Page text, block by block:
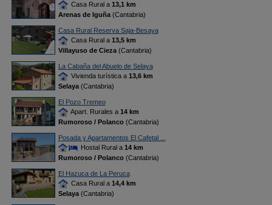
Casa Rural a 13,1 km
Arenas de Iguña(Cantabria)
Casa Rural Reserva Saja-Besaya
Casa Rural a 13,5 km
Villayuso de Cieza(Cantabria)
La Cabaña del Abuelo de Selaya
Vivienda turística a 13,6 km
Selaya(Cantabria)
El Pozo Tremeo
Apart. Rurales a 14 km
Rumoroso / Polanco(Cantabria)
Posada y Apartamentos El Cafetal ...
Hostal Rural a 14 km
Rumoroso / Polanco(Cantabria)
El Hazuca de La Peruca
Casa Rural a 14,4 km
Selaya(Cantabria)